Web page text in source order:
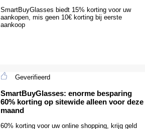
SmartBuyGlasses biedt 15% korting voor uw
aankopen, mis geen 10€ korting bij eerste
aankoop
Geverifieerd
SmartBuyGlasses: enorme besparing
60% korting op sitewide alleen voor deze
maand
60% korting voor uw online shopping, krijg geld